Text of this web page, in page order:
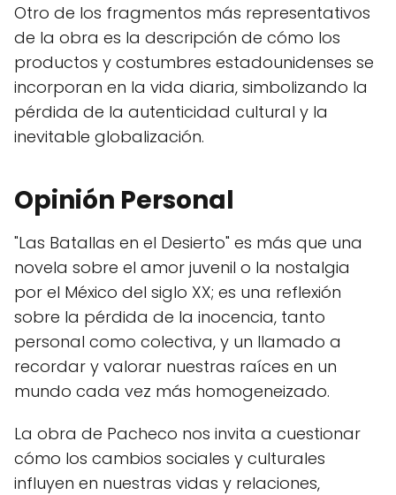
Otro de los fragmentos más representativos
de la obra es la descripción de cómo los
productos y costumbres estadounidenses se
incorporan en la vida diaria, simbolizando la
pérdida de la autenticidad cultural y la
inevitable globalización.
Opinión Personal
"Las Batallas en el Desierto" es más que una
novela sobre el amor juvenil o la nostalgia
por el México del siglo XX; es una reflexión
sobre la pérdida de la inocencia, tanto
personal como colectiva, y un llamado a
recordar y valorar nuestras raíces en un
mundo cada vez más homogeneizado.
La obra de Pacheco nos invita a cuestionar
cómo los cambios sociales y culturales
influyen en nuestras vidas y relaciones,